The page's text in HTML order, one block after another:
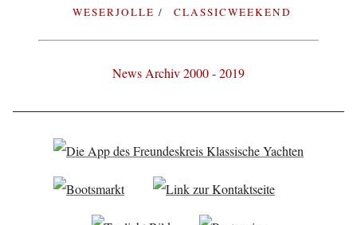
WESERJOLLE
CLASSICWEEKEND
News Archiv 2000 - 2019